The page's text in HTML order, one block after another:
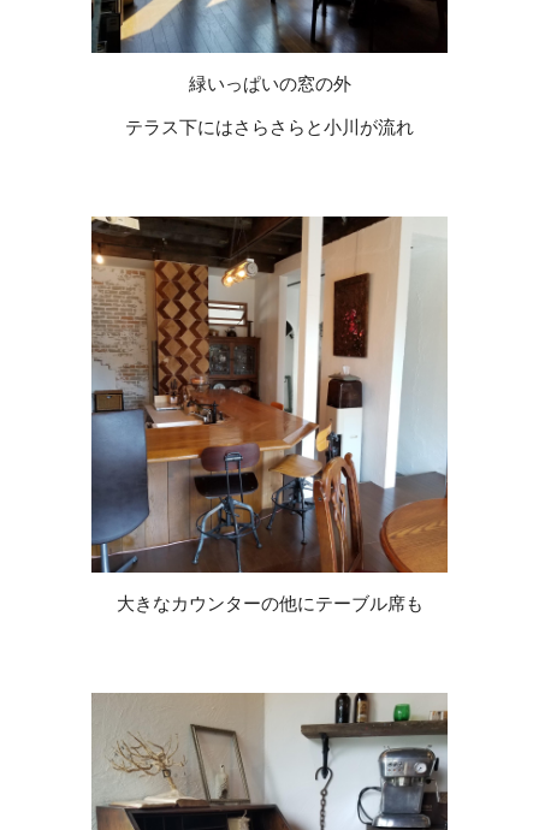
緑いっぱいの窓の外
テラス下にはさらさらと小川が流れ
大きなカウンターの他にテーブル席も